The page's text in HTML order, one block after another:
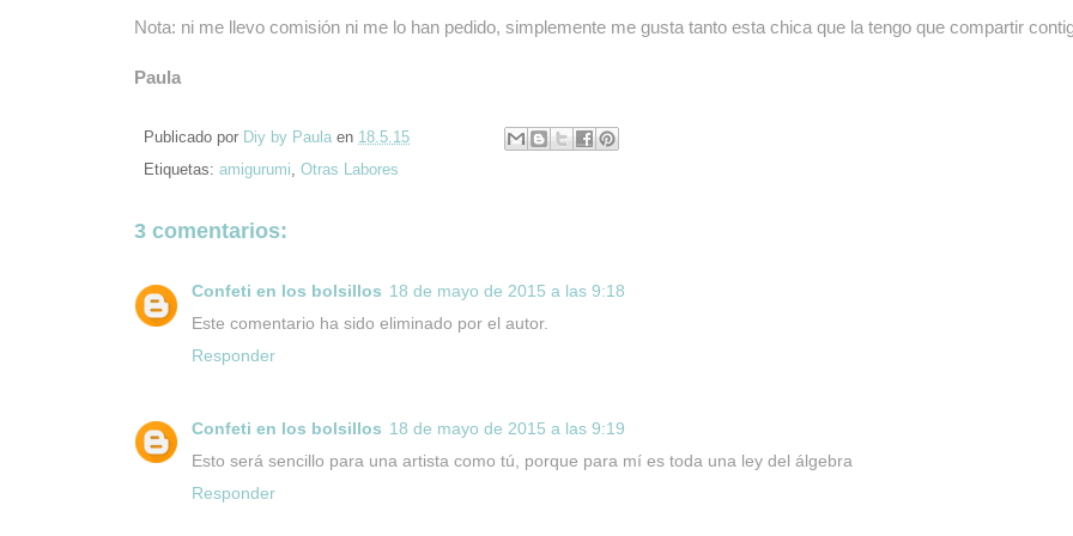
Nota: ni me llevo comisión ni me lo han pedido, simplemente me gusta tanto esta chica que la tengo que compartir
Paula
Publicado por Diy by Paula en 18.5.15
Etiquetas: amigurumi, Otras Labores
3 comentarios:
Confeti en los bolsillos 18 de mayo de 2015 a las 9:18
Este comentario ha sido eliminado por el autor.
Responder
Confeti en los bolsillos 18 de mayo de 2015 a las 9:19
Esto será sencillo para una artista como tú, porque para mí es toda una ley del álgebra
Responder